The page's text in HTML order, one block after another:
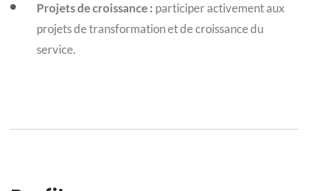
Projets de croissance : participer activement aux
projets de transformation et de croissance du
service.